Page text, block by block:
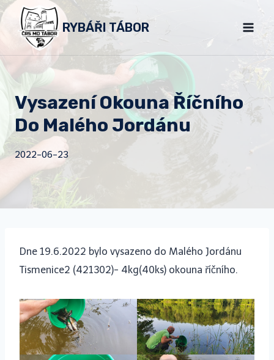
Přeskočit
RYBÁŘI TÁBOR
Vysazení Okouna Říčního
Do Malého Jordánu
2022-06-23
Dne 19.6.2022 bylo vysazeno do Malého Jordánu
Tismenice2 (421302)- 4kg(40ks) okouna říčního.